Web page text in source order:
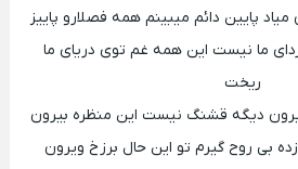
پايین دائم میبینم همه فصلارو پاييز
ما نیست اين همه غم توی دريای ما
ریخت
دیگه قشنگ نیست اين منظره بیرون
بی روح گیرم تو این حال برزخ ویرون